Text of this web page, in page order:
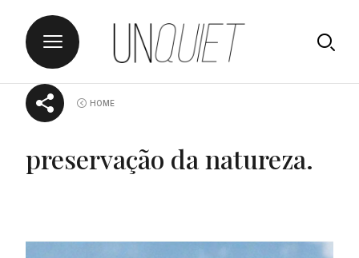
Skip
UNQUIET
HOME
preservação da natureza.